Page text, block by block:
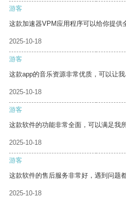
游客
这款加速器VPM应用程序可以给你提供
2025-10-18
游客
这款app的音乐资源非常优质，可以让我
2025-10-18
游客
这款软件的功能非常全面，可以满足我
2025-10-18
游客
这款软件的售后服务非常好，遇到问题
2025-10-18